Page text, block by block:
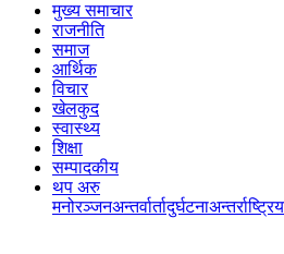
मुख्य समाचार
राजनीति
समाज
आर्थिक
विचार
खेलकुद
स्वास्थ्य
शिक्षा
सम्पादकीय
थप अरु
मनोरञ्जनअन्तर्वार्तादुर्घटनाअन्तर्राष्ट्रिय